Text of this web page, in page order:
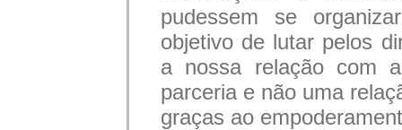
pudessem se
objetivo de lutar pelos
a nossa relação com
parceria e não uma
graças ao